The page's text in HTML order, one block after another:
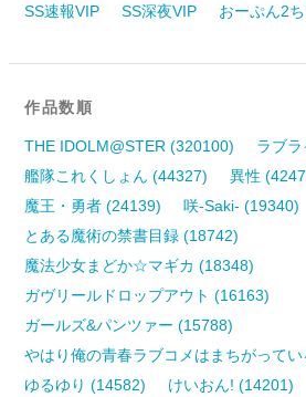
SS速報VIP SS深夜VIP おーぷん2
作品数順
THE IDOLM@STER (320100)
ラブ
艦隊これくしょん (44327)
異性
魔王・勇者 (24139)
咲-Saki- (19340)
とある魔術の禁書目録 (18742)
魔法少女まどか☆マギカ (18348)
ガヴリールドロップアウト (16163)
ガールズ&パンツァー (15788)
やはり俺の青春ラブコメはまちがって
ゆるゆり (14582)
けいおん! (14201)